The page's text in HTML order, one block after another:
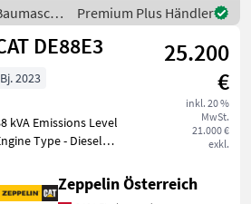
Sonstige
Premium Plus Händler
DE88E3
25.200
€
inkl. 20 %
MwSt.
21.000 €
exkl.
Bj. 2023
kVA Emissions Level
Type - Diesel
BaumaschinenZeppelin Österreich